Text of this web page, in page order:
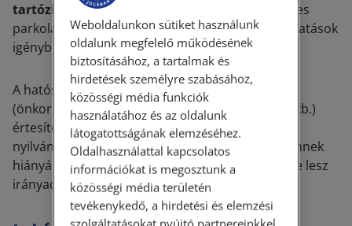
tartózkodási hely
bejelentését, pl. kedvezményes
parkolás, lehetősége, vagy a köznevelési szolgáltatások
igénybevétele.
A hatósági igazolványok és hivatalos szervek
(önkormányzat, rendőrség, bíróság, közjegyző stb.)
értesítőinek kézbesítése is főszabály szerint a
nyilvántartásban szereplő lakóhelyre történik, ennek
hiányában az érintett személy tartózkodási helye lesz
irányadó.
Weboldalunkon sütiket használunk
oldalunk megfelelő működésének
biztosításához, a tartalmak és
hirdetések személyre szabásához,
közösségi média funkciók
használatához és az oldalunk
látogatottságának elemzéséhez.
Oldalhasználattal kapcsolatos
információkat is megosztunk a
közösségi média területén
tevékenykedő, a hirdetési és elemzési